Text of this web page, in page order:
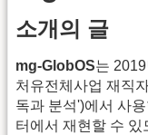
소개의 글
mg-GlobOS는
처유전체사업 재직
독과 분석')에서 사
터에서 재현할 수